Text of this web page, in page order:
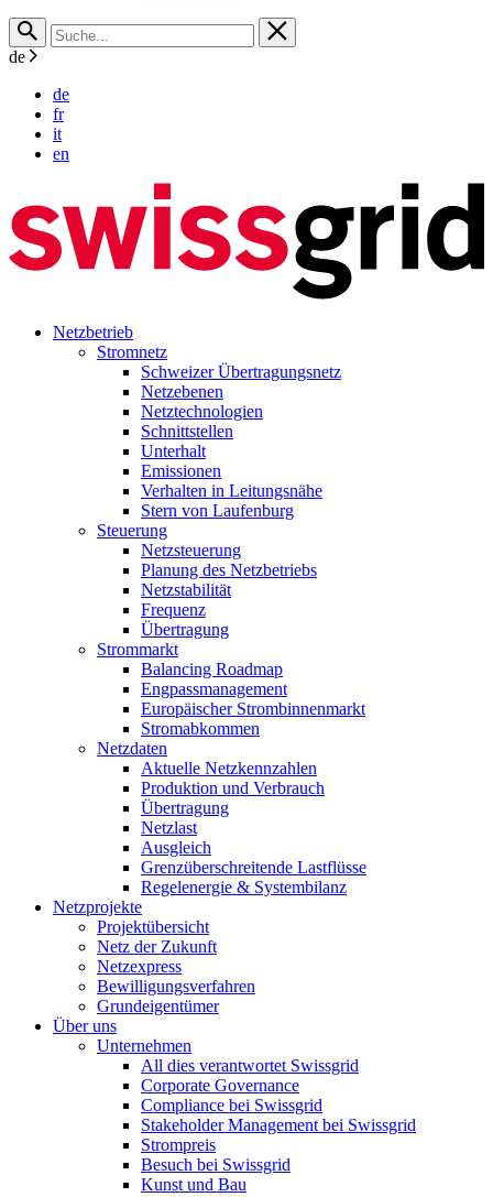
de
de
fr
it
en
Netzbetrieb
Stromnetz
Schweizer Übertragungsnetz
Netzebenen
Netztechnologien
Schnittstellen
Unterhalt
Emissionen
Verhalten in Leitungsnähe
Stern von Laufenburg
Steuerung
Netzsteuerung
Planung des Netzbetriebs
Netzstabilität
Frequenz
Übertragung
Strommarkt
Balancing Roadmap
Engpassmanagement
Europäischer Strombinnenmarkt
Stromabkommen
Netzdaten
Aktuelle Netzkennzahlen
Produktion und Verbrauch
Übertragung
Netzlast
Ausgleich
Grenzüberschreitende Lastflüsse
Regelenergie & Systembilanz
Netzprojekte
Projektübersicht
Netz der Zukunft
Netzexpress
Bewilligungsverfahren
Grundeigentümer
Über uns
Unternehmen
All dies verantwortet Swissgrid
Corporate Governance
Compliance bei Swissgrid
Stakeholder Management bei Swissgrid
Strompreis
Besuch bei Swissgrid
Kunst und Bau